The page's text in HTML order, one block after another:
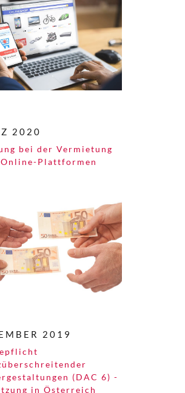
2020
bei der Vermietung
Plattformen
2019
(DAC 6) -
in Österreich